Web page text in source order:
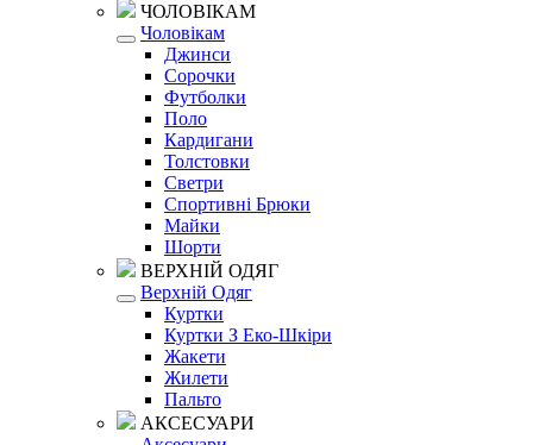
ЧОЛОВІКАМ
Чоловікам
Джинси
Сорочки
Футболки
Поло
Кардигани
Толстовки
Светри
Спортивні Брюки
Майки
Шорти
ВЕРХНІЙ ОДЯГ
Верхній Одяг
Куртки
Куртки З Еко-Шкіри
Жакети
Жилети
Пальто
АКСЕСУАРИ